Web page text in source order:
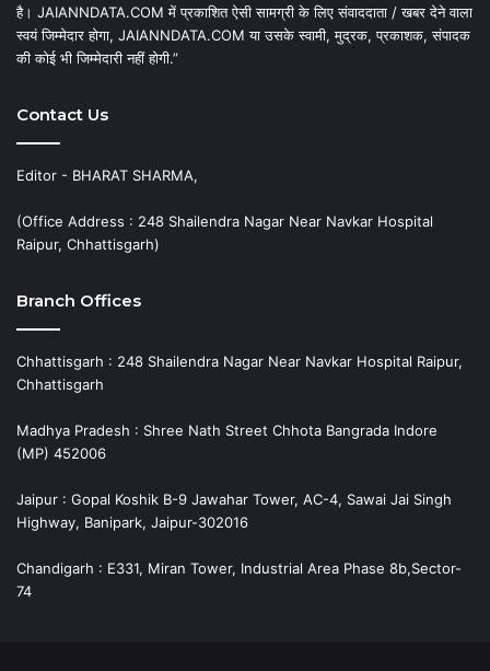
है। JAIANNDATA.COM में प्रकाशित ऐसी सामग्री के लिए संवाददाता / खबर देने वाला
स्वयं जिम्मेदार होगा, JAIANNDATA.COM या उसके स्वामी, मुद्रक, प्रकाशक, संपादक
की कोई भी जिम्मेदारी नहीं होगी.”
Contact Us
Editor - BHARAT SHARMA,
(Office Address : 248 Shailendra Nagar Near Navkar Hospital
Raipur, Chhattisgarh)
Branch Offices
Chhattisgarh : 248 Shailendra Nagar Near Navkar Hospital Raipur,
Chhattisgarh
Madhya Pradesh : Shree Nath Street Chhota Bangrada Indore
(MP) 452006
Jaipur : Gopal Koshik B-9 Jawahar Tower, AC-4, Sawai Jai Singh
Highway, Banipark, Jaipur-302016
Chandigarh : E331, Miran Tower, Industrial Area Phase 8b,Sector-
74